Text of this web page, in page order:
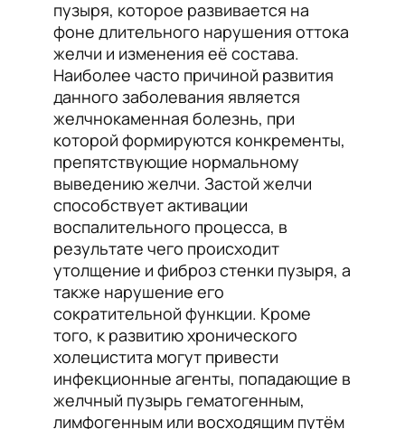
пузыря, которое развивается на
фоне длительного нарушения оттока
желчи и изменения её состава.
Наиболее часто причиной развития
данного заболевания является
желчнокаменная болезнь, при
которой формируются конкременты,
препятствующие нормальному
выведению желчи. Застой желчи
способствует активации
воспалительного процесса, в
результате чего происходит
утолщение и фиброз стенки пузыря, а
также нарушение его
сократительной функции. Кроме
того, к развитию хронического
холецистита могут привести
инфекционные агенты, попадающие в
желчный пузырь гематогенным,
лимфогенным или восходящим путём